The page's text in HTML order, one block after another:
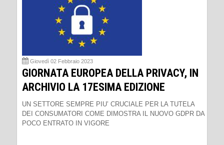
Giovedì 02 Febbraio 2023
GIORNATA EUROPEA DELLA PRIVACY, IN
ARCHIVIO LA 17ESIMA EDIZIONE
UN SETTORE SEMPRE PIU’ CRUCIALE PER LA TUTELA
DEI CONSUMATORI COME DIMOSTRA IL NUOVO GDPR DA
POCO ENTRATO IN VIGORE